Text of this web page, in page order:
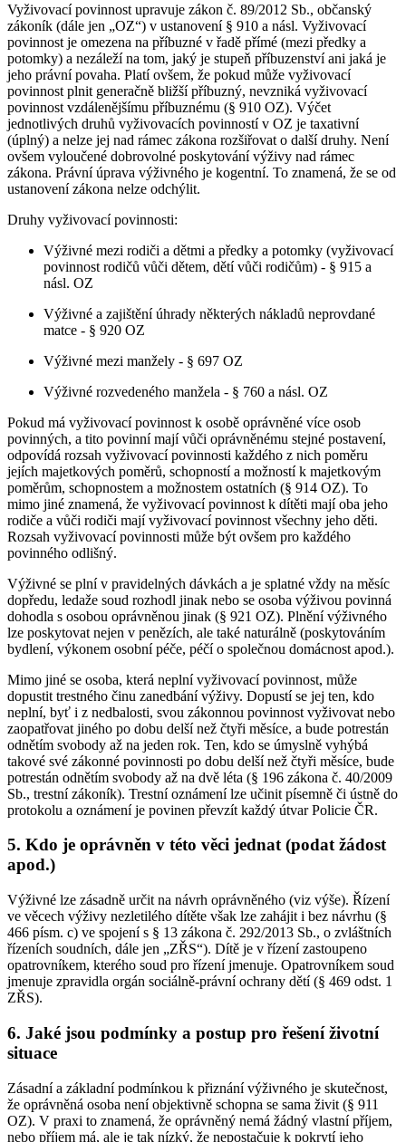
Vyživovací povinnost upravuje zákon č. 89/2012 Sb., občanský
zákoník (dále jen „OZ“) v ustanovení § 910 a násl. Vyživovací
povinnost je omezena na příbuzné v řadě přímé (mezi předky a
potomky) a nezáleží na tom, jaký je stupeň příbuzenství ani jaká je
jeho právní povaha. Platí ovšem, že pokud může vyživovací
povinnost plnit generačně bližší příbuzný, nevzniká vyživovací
povinnost vzdálenějšímu příbuznému (§ 910 OZ). Výčet
jednotlivých druhů vyživovacích povinností v OZ je taxativní
(úplný) a nelze jej nad rámec zákona rozšiřovat o další druhy. Není
ovšem vyloučené dobrovolné poskytování výživy nad rámec
zákona. Právní úprava výživného je kogentní. To znamená, že se od
ustanovení zákona nelze odchýlit.
Druhy vyživovací povinnosti:
Výživné mezi rodiči a dětmi a předky a potomky (vyživovací
povinnost rodičů vůči dětem, dětí vůči rodičům) - § 915 a
násl. OZ
Výživné a zajištění úhrady některých nákladů neprovdané
matce - § 920 OZ
Výživné mezi manžely - § 697 OZ
Výživné rozvedeného manžela - § 760 a násl. OZ
Pokud má vyživovací povinnost k osobě oprávněné více osob
povinných, a tito povinní mají vůči oprávněnému stejné postavení,
odpovídá rozsah vyživovací povinnosti každého z nich poměru
jejích majetkových poměrů, schopností a možností k majetkovým
poměrům, schopnostem a možnostem ostatních (§ 914 OZ). To
mimo jiné znamená, že vyživovací povinnost k dítěti mají oba jeho
rodiče a vůči rodiči mají vyživovací povinnost všechny jeho děti.
Rozsah vyživovací povinnosti může být ovšem pro každého
povinného odlišný.
Výživné se plní v pravidelných dávkách a je splatné vždy na měsíc
dopředu, ledaže soud rozhodl jinak nebo se osoba výživou povinná
dohodla s osobou oprávněnou jinak (§ 921 OZ). Plnění výživného
lze poskytovat nejen v penězích, ale také naturálně (poskytováním
bydlení, výkonem osobní péče, péčí o společnou domácnost apod.).
Mimo jiné se osoba, která neplní vyživovací povinnost, může
dopustit trestného činu zanedbání výživy. Dopustí se jej ten, kdo
neplní, byť i z nedbalosti, svou zákonnou povinnost vyživovat nebo
zaopatřovat jiného po dobu delší než čtyři měsíce, a bude potrestán
odnětím svobody až na jeden rok. Ten, kdo se úmyslně vyhýbá
takové své zákonné povinnosti po dobu delší než čtyři měsíce, bude
potrestán odnětím svobody až na dvě léta (§ 196 zákona č. 40/2009
Sb., trestní zákoník). Trestní oznámení lze učinit písemně či ústně do
protokolu a oznámení je povinen převzít každý útvar Policie ČR.
5. Kdo je oprávněn v této věci jednat (podat žádost
apod.)
Výživné lze zásadně určit na návrh oprávněného (viz výše). Řízení
ve věcech výživy nezletilého dítěte však lze zahájit i bez návrhu (§
466 písm. c) ve spojení s § 13 zákona č. 292/2013 Sb., o zvláštních
řízeních soudních, dále jen „ZŘS“). Dítě je v řízení zastoupeno
opatrovníkem, kterého soud pro řízení jmenuje. Opatrovníkem soud
jmenuje zpravidla orgán sociálně-právní ochrany dětí (§ 469 odst. 1
ZŘS).
6. Jaké jsou podmínky a postup pro řešení životní
situace
Zásadní a základní podmínkou k přiznání výživného je skutečnost,
že oprávněná osoba není objektivně schopna se sama živit (§ 911
OZ). V praxi to znamená, že oprávněný nemá žádný vlastní příjem,
nebo příjem má, ale je tak nízký, že nepostačuje k pokrytí jeho